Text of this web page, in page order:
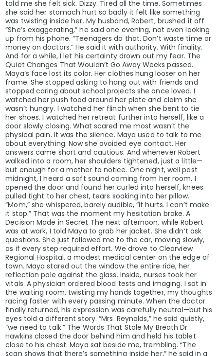
told me she felt sick. Dizzy. Tired all the time. Sometimes
she said her stomach hurt so badly it felt like something
was twisting inside her. My husband, Robert, brushed it off.
“She’s exaggerating,” he said one evening, not even looking
up from his phone. “Teenagers do that. Don’t waste time or
money on doctors.” He said it with authority. With finality.
And for a while, I let his certainty drown out my fear. The
Quiet Changes That Wouldn’t Go Away Weeks passed.
Maya’s face lost its color. Her clothes hung looser on her
frame. She stopped asking to hang out with friends and
stopped caring about school projects she once loved. I
watched her push food around her plate and claim she
wasn’t hungry. I watched her flinch when she bent to tie
her shoes. I watched her retreat further into herself, like a
door slowly closing. What scared me most wasn’t the
physical pain. It was the silence. Maya used to talk to me
about everything. Now she avoided eye contact. Her
answers came short and cautious. And whenever Robert
walked into a room, her shoulders tightened, just a little—
but enough for a mother to notice. One night, well past
midnight, I heard a soft sound coming from her room. I
opened the door and found her curled into herself, knees
pulled tight to her chest, tears soaking into her pillow.
“Mom,” she whispered, barely audible, “it hurts. I can’t make
it stop.” That was the moment my hesitation broke. A
Decision Made in Secret The next afternoon, while Robert
was at work, I told Maya to grab her jacket. She didn’t ask
questions. She just followed me to the car, moving slowly,
as if every step required effort. We drove to Clearview
Regional Hospital, a modest medical center on the edge of
town. Maya stared out the window the entire ride, her
reflection pale against the glass. Inside, nurses took her
vitals. A physician ordered blood tests and imaging. I sat in
the waiting room, twisting my hands together, my thoughts
racing faster with every passing minute. When the doctor
finally returned, his expression was carefully neutral—but his
eyes told a different story. “Mrs. Reynolds,” he said quietly,
“we need to talk.” The Words That Stole My Breath Dr.
Hawkins closed the door behind him and held his tablet
close to his chest. Maya sat beside me, trembling. “The
scan shows that there’s something inside her,” he said in a